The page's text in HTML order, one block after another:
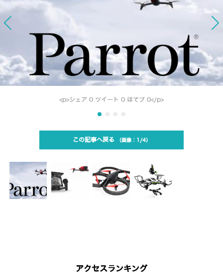
<p>シェア 0 ツイート 0 はてブ 0</p>
この記事へ戻る 1/4
アクセスランキング